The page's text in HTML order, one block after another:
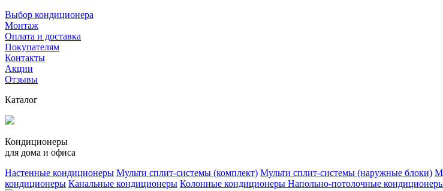
Выбор кондиционера
Монтаж
Оплата и доставка
Покупателям
Контакты
Акции
Отзывы
Каталог
Кондиционеры
для дома и офиса
Настенные кондиционеры Мульти сплит-системы (комплект) Мульти сплит-системы (наружные блоки)
кондиционеры Канальные кондиционеры Колонные кондиционеры Напольно-потолочные